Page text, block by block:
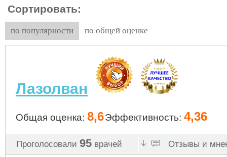
Сортировать:
по популярности по общей оценке
Лазолван
Общая оценка: 8,6Эффективность: 4,36
Проголосовали 95 врачей Отзывы и